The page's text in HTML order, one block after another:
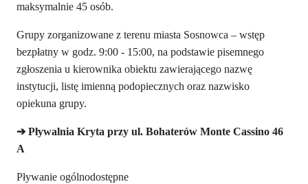
maksymalnie 45 osób.
Grupy zorganizowane z terenu miasta Sosnowca – wstęp
bezpłatny w godz. 9:00 - 15:00, na podstawie pisemnego
zgłoszenia u kierownika obiektu zawierającego nazwę
instytucji, listę imienną podopiecznych oraz nazwisko
opiekuna grupy.
➔Pływalnia Kryta przy ul. Bohaterów Monte Cassino 46
A
Pływanie ogólnodostępne